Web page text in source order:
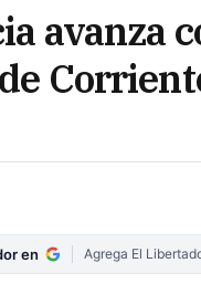
avanza
en Agrega El